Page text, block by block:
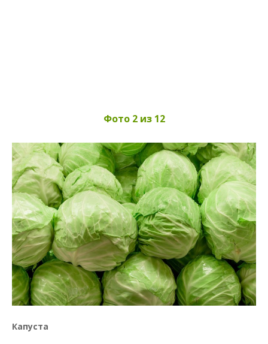
Фото 2 из 12
Капуста